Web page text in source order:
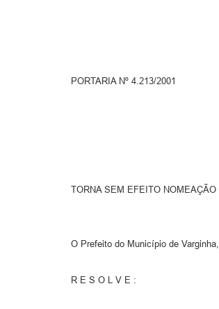
PORTARIA Nº 4.213/2001
TORNA SEM EFEITO
O Prefeito do Município de
R E S O L V E :